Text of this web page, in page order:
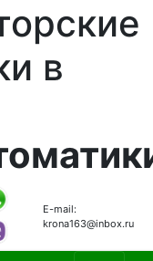
в
E-mail:
krona163@inbox.ru